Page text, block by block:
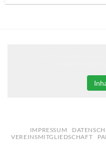
IMPRESSUM
VEREINSMITGLIEDSCHAFT